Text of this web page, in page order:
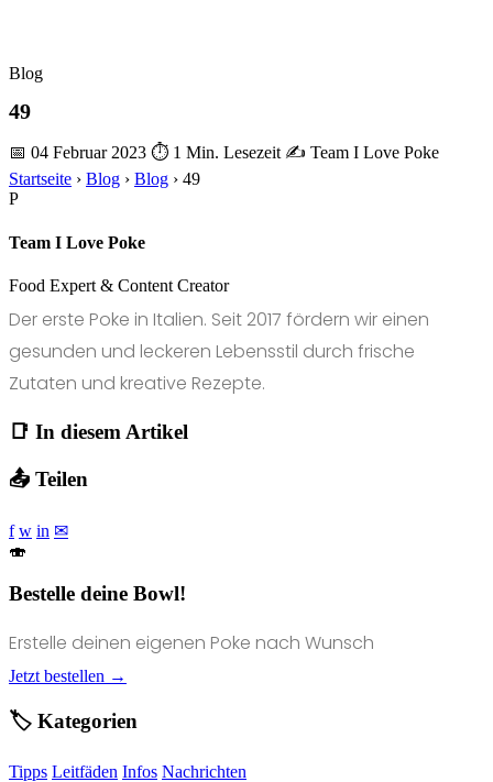
Blog
49
📅 04 Februar 2023 ⏱ 1 Min. Lesezeit ✍️ Team I Love Poke
Startseite › Blog › Blog › 49
P
Team I Love Poke
Food Expert & Content Creator
Der erste Poke in Italien. Seit 2017 fördern wir einen
gesunden und leckeren Lebensstil durch frische
Zutaten und kreative Rezepte.
📑 In diesem Artikel
📤 Teilen
f w in ✉
🍣
Bestelle deine Bowl!
Erstelle deinen eigenen Poke nach Wunsch
Jetzt bestellen →
🏷️ Kategorien
Tipps Leitfäden Infos Nachrichten